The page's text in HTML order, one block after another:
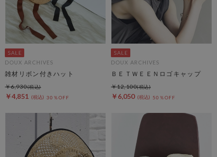
DOUX ARCHIVES
雑材リボン付きハット
￥4,851 30％OFF
￥6,930
DOUX ARCHIVES
ＢＥＴＷＥＥＮロゴキャップ
￥6,050 50％OFF
￥12,100